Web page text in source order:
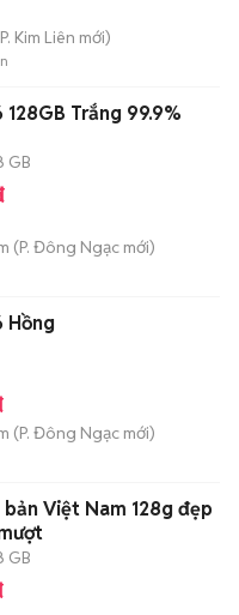
P. Kim Liên mới)
Trắng 99.9%
GB
(P. Đông Ngạc mới)
Hồng
(P. Đông Ngạc mới)
Việt Nam 128g đẹp
GB